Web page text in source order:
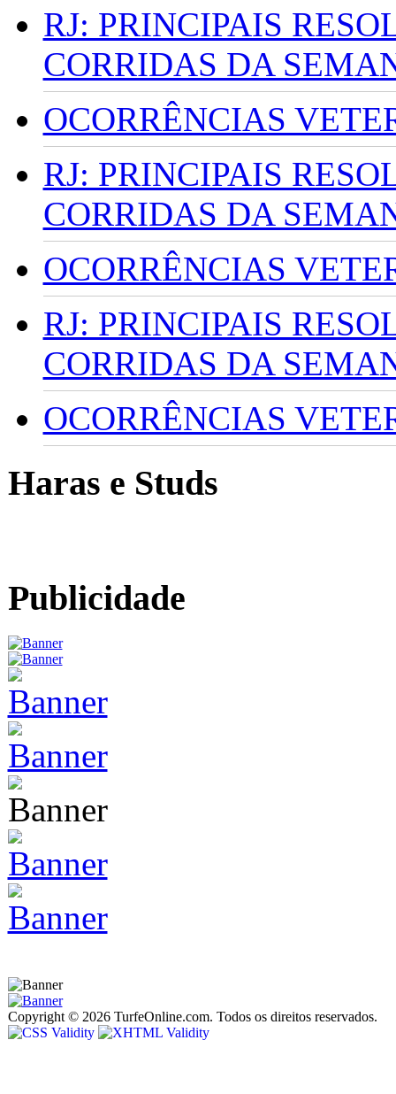
RJ: PRINCIPAIS
CORRIDAS DA
OCORRÊNCIAS
RJ: PRINCIPAIS
CORRIDAS DA
OCORRÊNCIAS
RJ: PRINCIPAIS
CORRIDAS DA
OCORRÊNCIAS
Haras e Studs
Publicidade
Copyright © 2026 TurfeOnline.com. Todos os direitos reservados.